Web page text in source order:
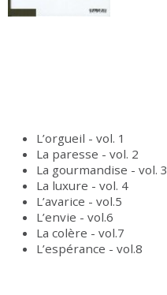
L’orgueil - vol. 1
La paresse - vol. 2
La gourmandise - vol. 3
La luxure - vol. 4
L’avarice - vol.5
L’envie - vol.6
La colère - vol.7
L’espérance - vol.8